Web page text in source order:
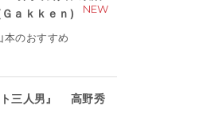
ａｋｋｅｎ)
NEW
本のおすすめ
ト三人男』 高野秀